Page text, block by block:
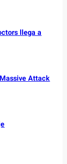
llega a
Attack